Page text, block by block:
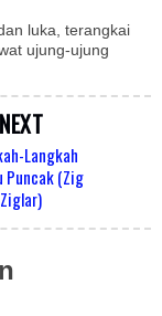
luka, terangkai
ujung-ujung
NEXT
Langkah
Puncak (Zig
Ziglar)